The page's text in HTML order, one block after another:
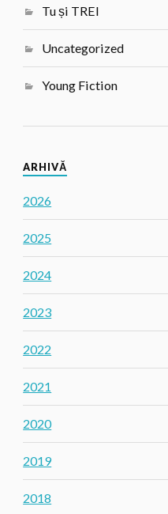
Tu și TREI
Uncategorized
Young Fiction
ARHIVĂ
2026
2025
2024
2023
2022
2021
2020
2019
2018